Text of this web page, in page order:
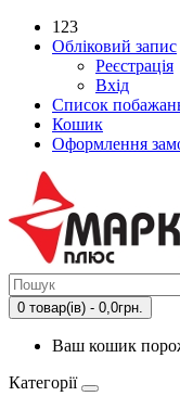
123
Обліковий запис
Реєстрація
Вхід
Список
Кошик
Оформлення
0 товар(ів) - 0,0грн.
Ваш кошик
Категорії